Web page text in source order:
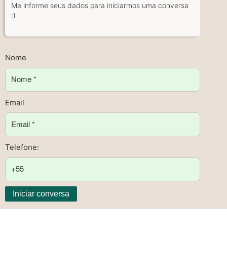
Me informe seus dados para iniciarmos uma conversa
:)
Nome
Email
Telefone:
Iniciar conversa